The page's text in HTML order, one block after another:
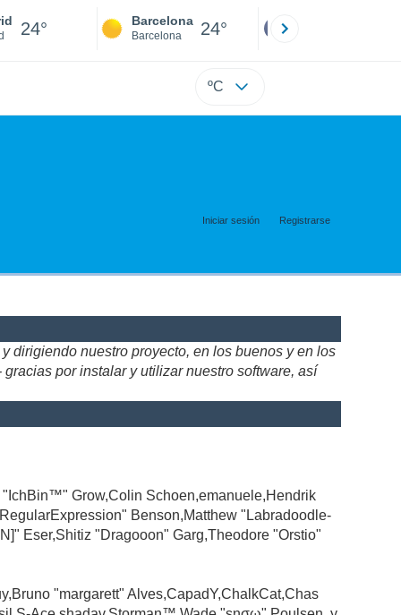
24° Barcelona
Barcelona 24°
ºC
Iniciar sesión Registrarse
dirigiendo nuestro proyecto, en los buenos y en los
por instalar y utilizar nuestro software, así
Grow,Colin Schoen,emanuele,Hendrik
Benson,Matthew "Labradoodle-
Eser,Shitiz "Dragooon" Garg,Theodore "Orstio"
"margarett" Alves,CapadY,ChalkCat,Chas